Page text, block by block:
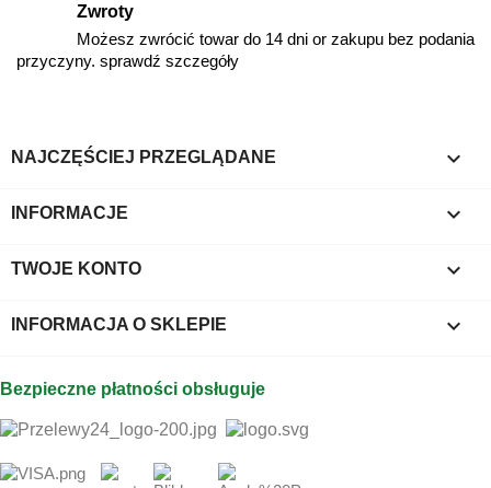
Zwroty
Możesz zwrócić towar do 14 dni or zakupu bez podania
przyczyny. sprawdź szczegóły
NAJCZĘŚCIEJ PRZEGLĄDANE 
INFORMACJE 
TWOJE KONTO 
INFORMACJA O SKLEPIE keyboard_arrow_down
Bezpieczne płatności obsługuje